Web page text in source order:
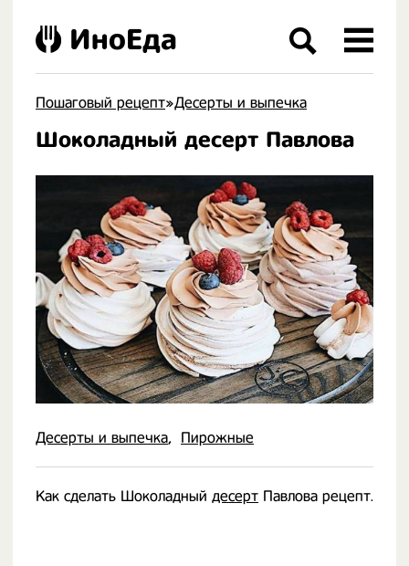
Пошаговый рецепт»Десерты и выпечка
Шоколадный десерт Павлова
Десерты и выпечка Пирожные
Как сделать Шоколадный десерт Павлова рецепт.
ИноЕда